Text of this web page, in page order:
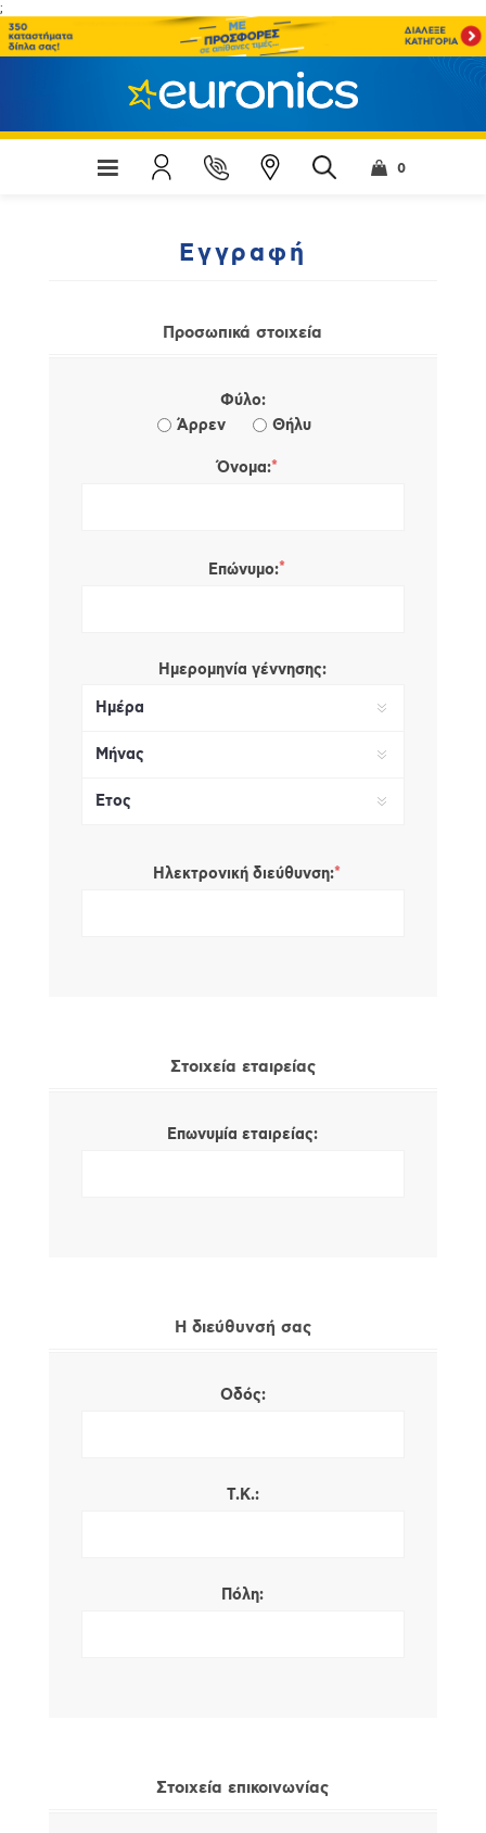
;
0
Εγγραφή
Προσωπικά στοιχεία
Φύλο:
Άρρεν
Θήλυ
Όνομα:*
Επώνυμο:*
Ημερομηνία γέννησης:
Ηλεκτρονική διεύθυνση:*
Στοιχεία εταιρείας
Επωνυμία εταιρείας:
Η διεύθυνσή σας
Οδός:
Τ.Κ.:
Πόλη:
Στοιχεία επικοινωνίας